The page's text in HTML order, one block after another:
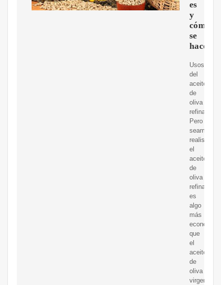
es
y
cómo
se
hace?
Usos
del
aceite
de
oliva
refinado.
Pero
seamos
realistas,
el
aceite
de
oliva
refinado
es
algo
más
económico
que
el
aceite
de
oliva
virgen